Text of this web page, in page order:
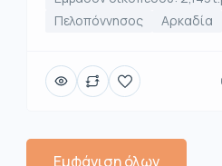
Πελοπόννησος
Αρκαδία
Εμφάνιση όλων